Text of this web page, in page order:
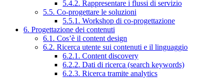
5.4.2. Rappresentare i flussi di servizio
5.5. Co-progettare le soluzioni
5.5.1. Workshop di co-progettazione
6. Progettazione dei contenuti
6.1. Cos’è il content design
6.2. Ricerca utente sui contenuti e il linguaggio
6.2.1. Content discovery
6.2.2. Dati di ricerca (search keywords)
6.2.3. Ricerca tramite analytics